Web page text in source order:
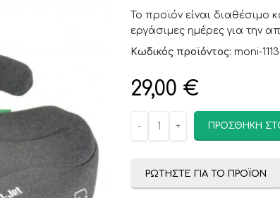
Το προϊόν είναι διαθέσιμο
εργάσιμες ημέρες για την
Κωδικός προϊόντος: moni-
29,00 €
ΠΡΟΣΘΉΚΗ
ΡΩΤΉΣΤΕ ΓΙΑ ΤΟ ΠΡΟΪΌΝ